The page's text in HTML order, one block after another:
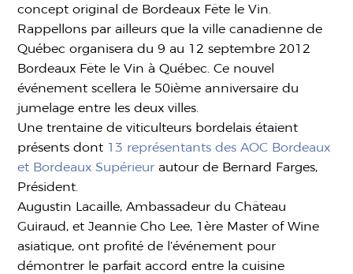
concept original de Bordeaux Fête le Vin.
Rappellons par ailleurs que la ville canadienne de
Québec organisera du 9 au 12 septembre 2012
Bordeaux Fête le Vin à Québec. Ce nouvel
événement scellera le 50ième anniversaire du
jumelage entre les deux villes.
Une trentaine de viticulteurs bordelais étaient
présents dont 13 représentants des AOC Bordeaux
et Bordeaux Supérieur autour de Bernard Farges,
Président.
Augustin Lacaille, Ambassadeur du Château
Guiraud, et Jeannie Cho Lee, 1ère Master of Wine
asiatique, ont profité de l’événement pour
démontrer le parfait accord entre la cuisine